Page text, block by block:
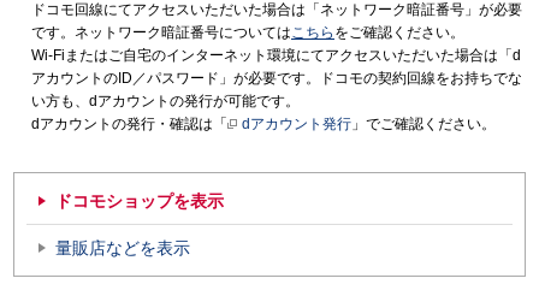
ドコモ回線にてアクセスいただいた場合は「ネットワーク暗証番号」が必要
です。ネットワーク暗証番号についてはこちら をご確認ください。
Wi-Fiまたはご自宅のインターネット環境にてアクセスいただいた場合は「d
アカウントのID／パスワード」が必要です。ドコモの契約回線をお持ちでな
い方も、dアカウントの発行が可能です。
dアカウントの発行・確認は「
dアカウント発行 」でご確認ください。
ドコモショップを表示
量販店などを表示